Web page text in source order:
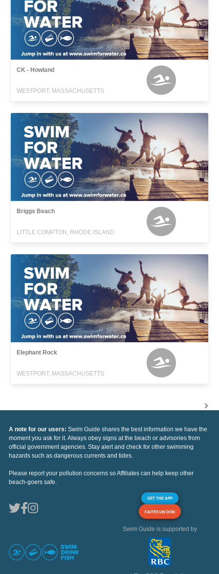
CK - Howland
WESTPORT, MASSACHUSETTS
Briggs Beach
LITTLE COMPTON, RHODE ISLAND
Elephant Rock
WESTPORT, MASSACHUSETTS
A note for our users: Swim Guide shares the best information we have the
moment you ask for it. Always obey signs at the beach or advisories from
official government agencies. Stay alert and check for other swimming
hazards such as dangerous currents and tides.
Please report your pollution concerns so Affiliates can help keep other
beach-goers safe.
GET THE APP
FAITES UN DON
Swim Guide is supported by